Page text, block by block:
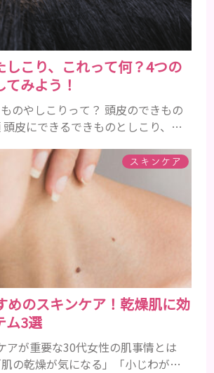
しこり、これって何？4つの
みよう！
のやしこりって？ 頭皮のできもの
皮にできるできものとしこり、と
状や種類によっても違います。まず
か、よりも、どんな種類のできも
のかを解説いきましょう。 水疱 ご
しゃるかと思いますが、すいほ
これは表皮や表皮下にできるもので
ほ...
スキンケア
めのスキンケア！乾燥肌に効
ム3選
アが重要な30代女性の肌事情とは
の乾燥が気になる」「小じわが増